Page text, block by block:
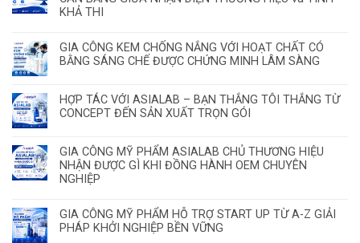
KHẢ THI
GIA CÔNG KEM CHỐNG NẮNG VỚI HOẠT CHẤT CÓ
BẰNG SÁNG CHẾ ĐƯỢC CHỨNG MINH LÂM SÀNG
HỢP TÁC VỚI ASIALAB – BẠN THẮNG TÔI THẮNG TỪ
CONCEPT ĐẾN SẢN XUẤT TRỌN GÓI
GIA CÔNG MỸ PHẨM ASIALAB CHỦ THƯƠNG HIỆU
NHẬN ĐƯỢC GÌ KHI ĐỒNG HÀNH OEM CHUYÊN
NGHIỆP
GIA CÔNG MỸ PHẨM HỖ TRỢ START UP TỪ A-Z GIẢI
PHÁP KHỞI NGHIỆP BỀN VỮNG